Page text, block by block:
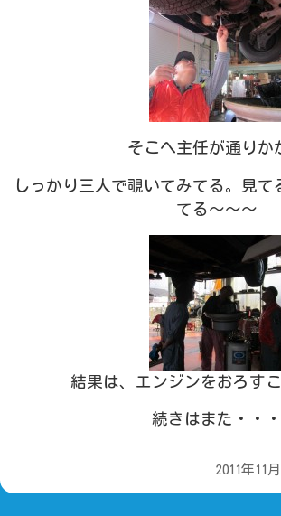
そこへ主任が通りか
しっかり 三人で覗いてみてる。見て
てる～～～
結果は、エンジンをおろす
続きはまた・・・
2011年11